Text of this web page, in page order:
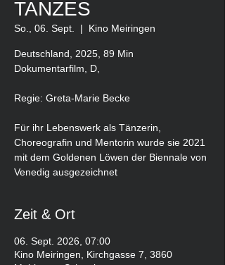
TANZES
So., 06. Sept.
  |
Kino Meiringen
Deutschland, 2025, 89 Min
Dokumentarfilm, D,
Regie: Greta-Marie Becke
Für ihr Lebenswerk als Tänzerin,
Choreografin und Mentorin wurde sie 2021
mit dem Goldenen Löwen der Biennale von
Venedig ausgezeichnet
Zeit & Ort
06. Sept. 2026, 07:00
Kino Meiringen, Kirchgasse 7, 3860